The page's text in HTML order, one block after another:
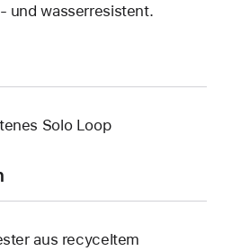
und wasser­resistent.
Solo Loop
aus recyceltem